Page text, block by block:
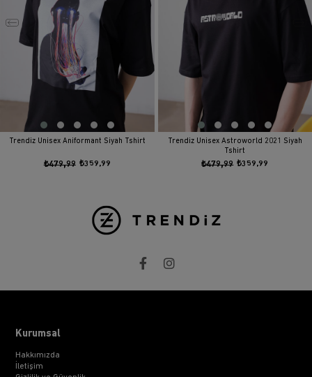
Trendiz Unisex Aniformant Siyah Tshirt
₺359,99
₺479,99
Trendiz Unisex Astroworld 2021 Siyah
Tshirt
₺359,99
₺479,99
Kurumsal
Hakkımızda
İletişim